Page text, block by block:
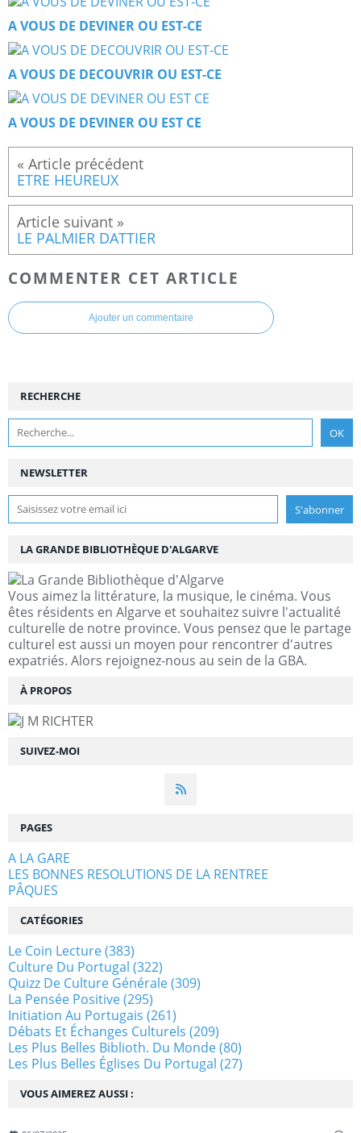
A VOUS DE DEVINER OU EST-CE
A VOUS DE DECOUVRIR OU EST-CE
A VOUS DE DEVINER OU EST CE
ETRE HEUREUX
LE PALMIER DATTIER
COMMENTER CET ARTICLE
Ajouter un commentaire
NEWSLETTER
SUIVEZ-MOI
RECHERCHE
LA GRANDE BIBLIOTHÈQUE D'ALGARVE
Vous aimez la littérature, la musique, le cinéma. Vous
êtes résidents en Algarve et souhaitez suivre l'actualité
culturelle de notre province. Vous pensez que le partage
culturel est aussi un moyen pour rencontrer d'autres
expatriés. Alors rejoignez-nous au sein de la GBA.
À PROPOS
VOUS AIMEREZ AUSSI :
PAGES
A LA GARE
LES BONNES RESOLUTIONS DE LA RENTREE
PÂQUES
CATÉGORIES
Le Coin Lecture(383)
Culture Du Portugal (322)
Quizz De Culture Générale(309)
La Pensée Positive(295)
Initiation Au Portugais (261)
Débats Et Échanges Culturels (209)
Les Plus Belles Biblioth. Du Monde(80)
Les Plus Belles Églises Du Portugal (27)